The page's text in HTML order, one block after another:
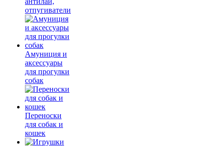
отпугиватели
Амуниция и
аксессуары
для прогулки
собак
Переноски
для собак и
кошек